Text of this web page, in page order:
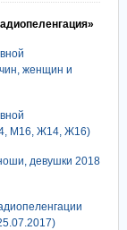
женщин и
М16, Ж14, Ж16)
девушки 2018